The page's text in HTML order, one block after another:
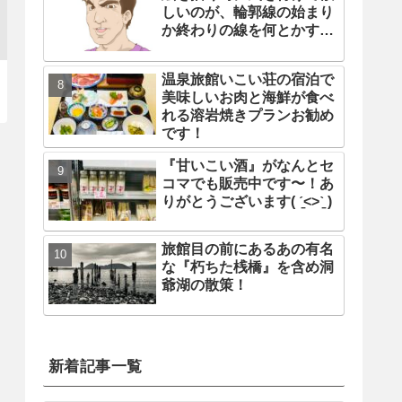
しいのが、輪郭線の始まり
か終わりの線を何とかする
温泉旅館いこい荘の宿泊で
美味しいお肉と海鮮が食べ
れる溶岩焼きプランお勧め
です！
『甘いこい酒』がなんとセ
コマでも販売中です〜！あ
りがとうございます( ˊ̱˂˃ˋ̱ )
旅館目の前にあるあの有名
な『朽ちた桟橋』を含め洞
爺湖の散策！
新着記事一覧